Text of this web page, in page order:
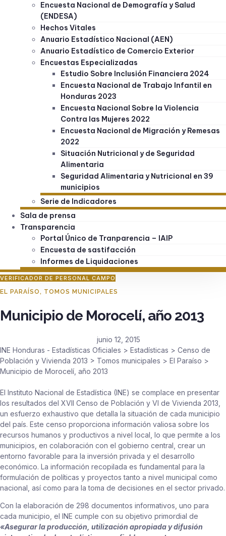
Encuesta Nacional de Demografía y Salud
(ENDESA)
Hechos Vitales
Anuario Estadístico Nacional (AEN)
Anuario Estadístico de Comercio Exterior
Encuestas Especializadas
Estudio Sobre Inclusión Financiera 2024
Encuesta Nacional de Trabajo Infantil en
Honduras 2023
Encuesta Nacional Sobre la Violencia
Contra las Mujeres 2022
Encuesta Nacional de Migración y Remesas
2022
Situación Nutricional y de Seguridad
Alimentaria
Seguridad Alimentaria y Nutricional en 39
municipios
Serie de Indicadores
Sala de prensa
Transparencia
Portal Único de Tranparencia – IAIP
Encuesta de sastifacción
Informes de Liquidaciones
VERIFICADOR DE PERSONAL CAMPO
EL PARAÍSO, TOMOS MUNICIPALES
Municipio de Morocelí, año 2013
junio 12, 2015
INE Honduras - Estadísticas Oficiales > Estadísticas > Censo de
Población y Vivienda 2013 > Tomos municipales > El Paraíso >
Municipio de Morocelí, año 2013
El Instituto Nacional de Estadística (INE) se complace en presentar
los resultados del XVII Censo de Población y VI de Vivienda 2013,
un esfuerzo exhaustivo que detalla la situación de cada municipio
del país. Este censo proporciona información valiosa sobre los
recursos humanos y productivos a nivel local, lo que permite a los
municipios, en colaboración con el gobierno central, crear un
entorno favorable para la inversión privada y el desarrollo
económico. La información recopilada es fundamental para la
formulación de políticas y proyectos tanto a nivel municipal como
nacional, así como para la toma de decisiones en el sector privado.
Con la elaboración de 298 documentos informativos, uno para
cada municipio, el INE cumple con su objetivo primordial de
«Asegurar la producción, utilización apropiada y difusión